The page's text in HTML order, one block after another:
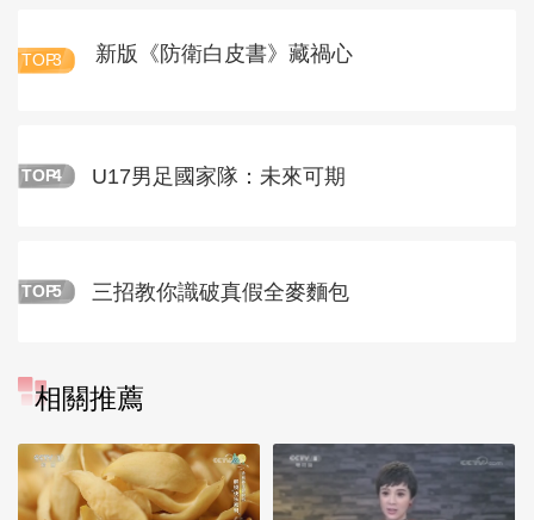
TOP3 新版《防衛白皮書》藏禍心
TOP4 U17男足國家隊：未來可期
TOP5 三招教你識破真假全麥麵包
相關推薦